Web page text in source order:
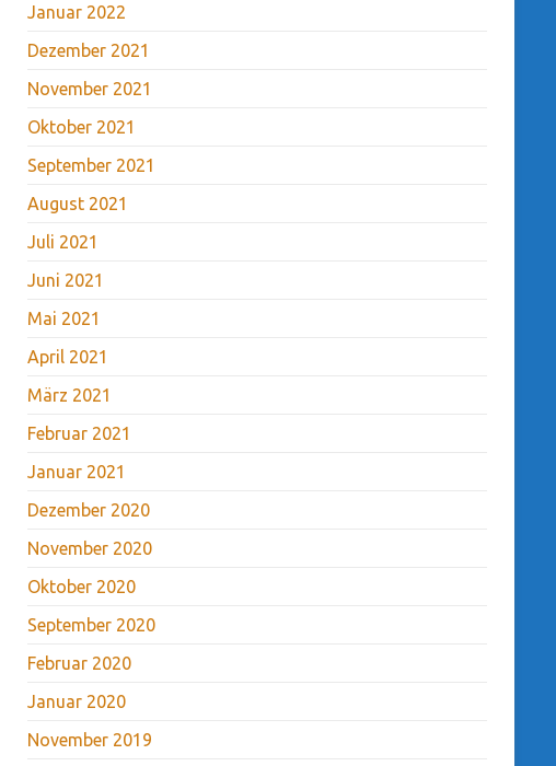
Januar 2022
Dezember 2021
November 2021
Oktober 2021
September 2021
August 2021
Juli 2021
Juni 2021
Mai 2021
April 2021
März 2021
Februar 2021
Januar 2021
Dezember 2020
November 2020
Oktober 2020
September 2020
Februar 2020
Januar 2020
November 2019